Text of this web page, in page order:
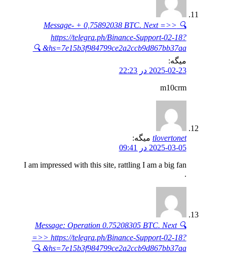
🔍 Message- + 0,75892038 BTC. Next =>>
https://telegra.ph/Binance-Support-02-18?
hs=7e15b3f984799ce2a2ccb9d867bb37aa& 🔍
میگه:
2025-02-23 در 22:23
m10crm
tlovertonet میگه:
2025-03-05 در 09:41
I am impressed with this site, rattling I am a big fan
.
🔍 Message: Operation 0.75208305 BTC. Next
=>> https://telegra.ph/Binance-Support-02-18?
hs=7e15b3f984799ce2a2ccb9d867bb37aa& 🔍